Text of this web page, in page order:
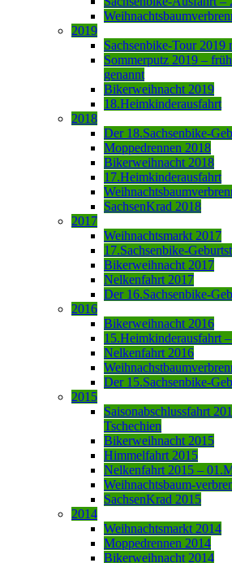
2019
Sachsenbike-Tour 2019
Sommerputz 2019 –
genannt
Bikerweihnacht 2019
18.Heimkinderausfahrt
2018
Der 18.Sachsenbike-
Moppedrennen 2018
Bikerweihnacht 2018
17.Heimkinderausfahrt
SachsenKrad 2018
2017
Weihnachtsmarkt 2017
17.Sachsenbike-
Bikerweihnacht 2017
Nelkenfahrt 2017
Der 16.Sachsenbike-
2016
Bikerweihnacht 2016
15.Heimkinderausfahrt
Nelkenfahrt 2016
Der 15.Sachsenbike-
2015
Saisonabschlussfahrt
Tschechien
Bikerweihnacht 2015
Himmelfahrt 2015
Nelkenfahrt 2015 –
Weihnachtsbaum-
SachsenKrad 2015
2014
Weihnachtsmarkt 2014
Moppedrennen 2014
Bikerweihnacht 2014